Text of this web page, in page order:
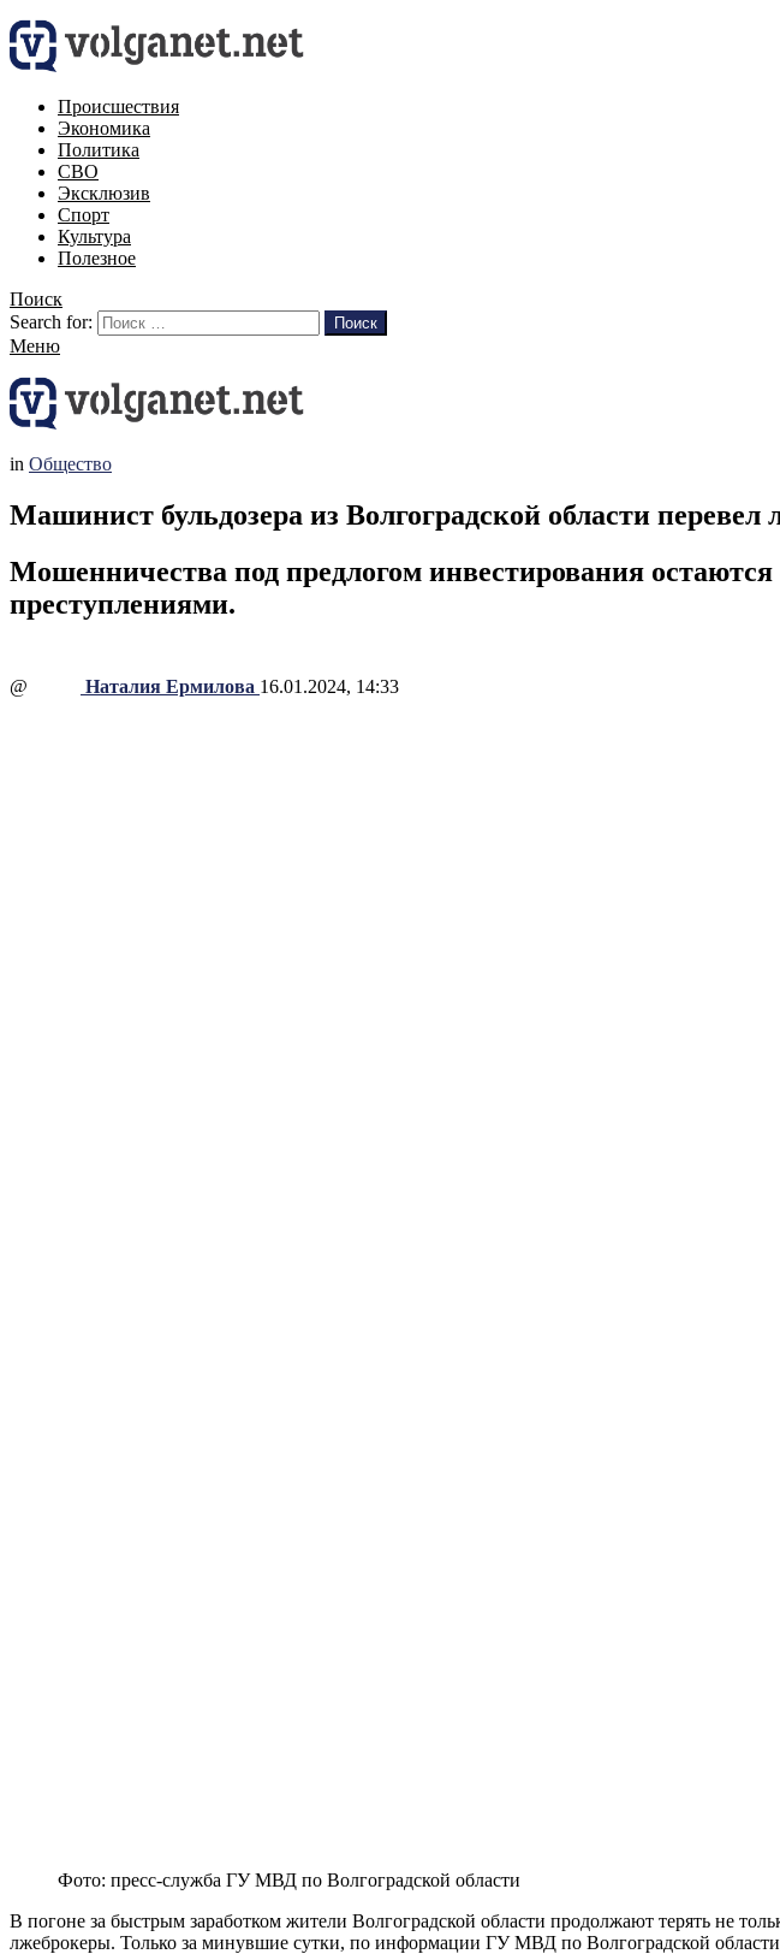
Происшествия
Экономика
Политика
СВО
Эксклюзив
Спорт
Культура
Полезное
Поиск
Search for:
Поиск
Меню
in Общество
Машинист бульдозера из Волгоградской области перевел
Мошенничества под предлогом инвестирования
преступлениями.
@ Наталия Ермилова 16.01.2024, 14:33
Фото: пресс-служба ГУ МВД по Волгоградской области
В погоне за быстрым заработком жители Волгоградской области продолжают терять не
лжеброкеры. Только за минувшие сутки, по информации ГУ МВД по Волгоградской